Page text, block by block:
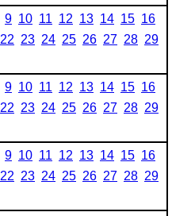
9 10 11 12 13 14 15 16
22 23 24 25 26 27 28 29
9 10 11 12 13 14 15 16
22 23 24 25 26 27 28 29
9 10 11 12 13 14 15 16
22 23 24 25 26 27 28 29